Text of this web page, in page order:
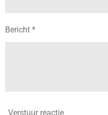
Bericht *
Verstuur reactie